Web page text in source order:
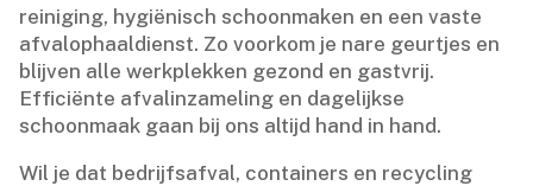
reiniging, hygiënisch schoonmaken en een vaste
afvalophaaldienst.​ Zo voorkom je nare geurtjes en
blijven alle werkplekken gezond en gastvrij.​
Efficiënte afvalinzameling en dagelijkse
schoonmaak gaan bij ons altijd hand in hand.​
Wil je dat bedrijfsafval, containers en recycling